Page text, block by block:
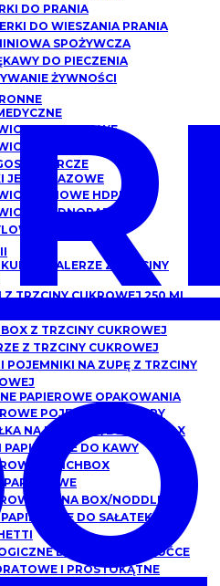
DO PRANIA
DO WIESZANIA PRANIA
SPOŻYWCZA
DO PIECZENIA
ŻYWNOŚCI
NITRYLOWE
LATEKSOWE
JEDNORAZOWE
FOLIOWE HDPE
JEDNORAZOWE
KUBKI I TALERZE Z TRZCINY
Z TRZCINY CUKROWEJ 250 ML,
Z TRZCINY CUKROWEJ
Z TRZCINY CUKROWEJ
POJEMNIKI NA ZUPĘ Z TRZCINY
PAPIEROWE OPAKOWANIA
POJEMNIKI DO ZUPY
NA BURGERY/BURGER BOX
PAPIEROWE DO KAWY
LUNCHBOX
PAPIEROWE
CHINA BOX/NODDLEBOX
PAPIEROWE DO SAŁATEK,
DREWNIANE SZTUĆCE
I PROSTOKĄTNE